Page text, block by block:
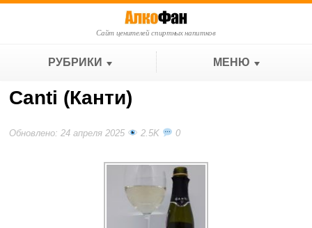
Сайт ценителей спиртных напитков
РУБРИКИ МЕНЮ
Canti (Канти)
Обновлено: 24 апреля 2025 2.5K 0